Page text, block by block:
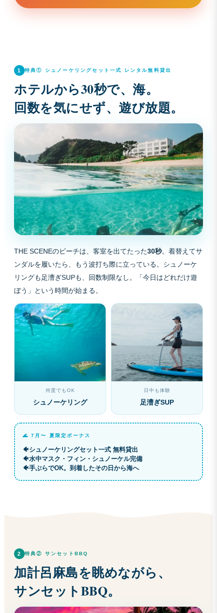
1 特典① シュノーケリングセット一式 レンタル無料貸出
ホテルから30秒で、海。
回数を気にせず、遊び放題。
THE SCENEのビーチは、客室を出てたった30秒。着替えてサ
ンダルを履いたら、もう波打ち際に立っている。シュノーケ
リングも足漕ぎSUPも、回数制限なし。「今日はどれだけ遊
ぼう」という時間が始まる。
何度でもOK
シュノーケリング
日中も体験
足漕ぎSUP
🌊 7月〜 夏限定ボーナス
シュノーケリングセット一式 無料貸出
水中マスク・フィン・シュノーケル完備
手ぶらでOK。到着したその日から海へ
2 特典② サンセットBBQ
加計呂麻島を眺めながら、
サンセットBBQ。